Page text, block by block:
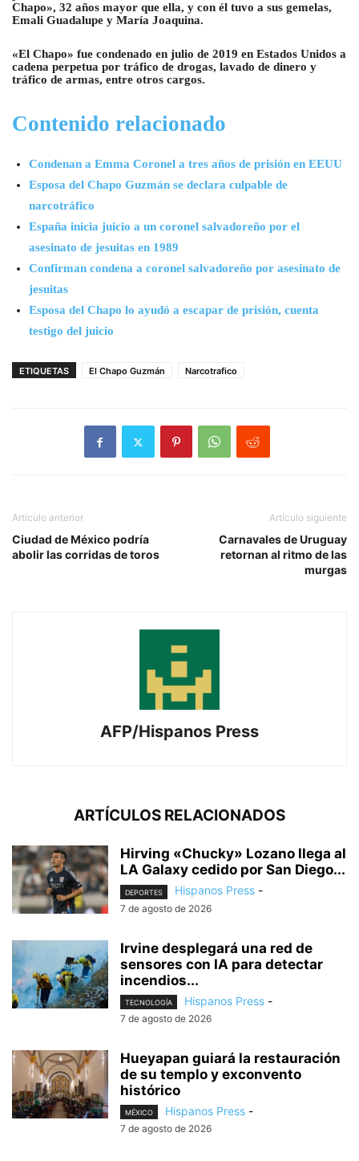
Chapo», 32 años mayor que ella, y con él tuvo a sus gemelas,
Emali Guadalupe y María Joaquina.
«El Chapo» fue condenado en julio de 2019 en Estados Unidos a
cadena perpetua por tráfico de drogas, lavado de dinero y
tráfico de armas, entre otros cargos.
Contenido relacionado
Condenan a Emma Coronel a tres años de prisión en EEUU
Esposa del Chapo Guzmán se declara culpable de
narcotráfico
España inicia juicio a un coronel salvadoreño por el
asesinato de jesuitas en 1989
Confirman condena a coronel salvadoreño por asesinato de
jesuitas
Esposa del Chapo lo ayudó a escapar de prisión, cuenta
testigo del juicio
ETIQUETAS El Chapo Guzmán Narcotrafico
Artículo anterior
Ciudad de México podría
abolir las corridas de toros
Artículo siguiente
Carnavales de Uruguay
retornan al ritmo de las
murgas
AFP/Hispanos Press
ARTÍCULOS RELACIONADOS
Hirving «Chucky» Lozano llega al
LA Galaxy cedido por San Diego...
DEPORTES Hispanos Press -
7 de agosto de 2026
Irvine desplegará una red de
sensores con IA para detectar
incendios...
TECNOLOGÍA Hispanos Press -
7 de agosto de 2026
Hueyapan guiará la restauración
de su templo y exconvento
histórico
MÉXICO Hispanos Press -
7 de agosto de 2026